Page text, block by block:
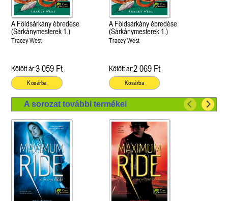
A Földsárkány ébredése
(Sárkánymesterek 1.)
Tracey West
Kötött ár:3 059 Ft
Kosárba
A Földsárkány ébredése
(Sárkánymesterek 1.)
Tracey West
Kötött ár:2 069 Ft
Kosárba
A sorozat további termékei